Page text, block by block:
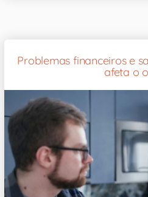
Problemas financeiros e
afeta o